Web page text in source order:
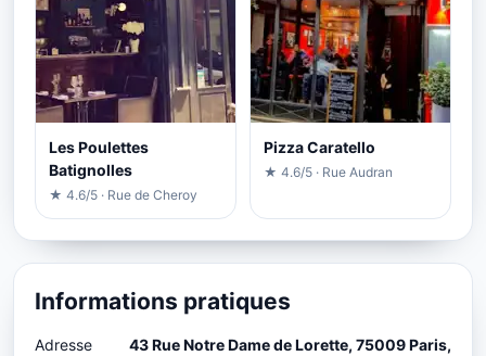
Les Poulettes
Batignolles
★ 4.6/5 · Rue de Cheroy
Pizza Caratello
★ 4.6/5 · Rue Audran
Informations pratiques
Adresse
43 Rue Notre Dame de Lorette, 75009 Paris,